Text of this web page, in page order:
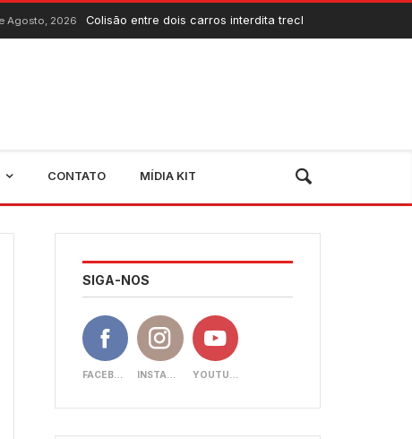
Colisão entre dois carros interdita trecho da CE-060 entre Quixadá e
CONTATO MÍDIA KIT
SIGA-NOS
FACEBOOK INSTAGRAM YOUTUBE